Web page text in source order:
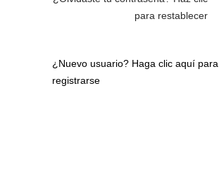
para restablecer
¿Nuevo usuario? Haga clic aquí para
registrarse